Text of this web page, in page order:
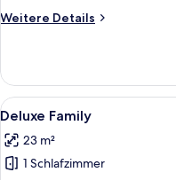
Weitere Details
Weitere
Triple
B
Alle
Fotos
für
Deluxe
16
Deluxe Family
23 m²
1 Schlafzimmer